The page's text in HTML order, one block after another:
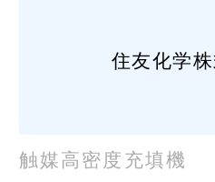
住友化学
触媒高密度充填機